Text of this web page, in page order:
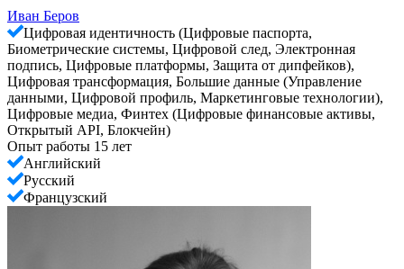
Иван Беров
Цифровая идентичность (Цифровые паспорта,
Биометрические системы, Цифровой след, Электронная
подпись, Цифровые платформы, Защита от дипфейков),
Цифровая трансформация, Большие данные (Управление
данными, Цифровой профиль, Маркетинговые технологии),
Цифровые медиа, Финтех (Цифровые финансовые активы,
Открытый API, Блокчейн)
Опыт работы 15 лет
Английский
Русский
Французский